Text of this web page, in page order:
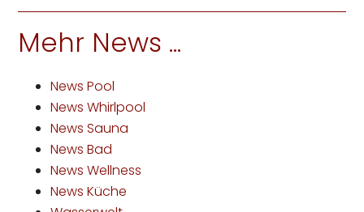
Mehr News ...
News Pool
News Whirlpool
News Sauna
News Bad
News Wellness
News Küche